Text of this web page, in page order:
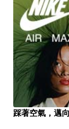
踩著空氣，邁